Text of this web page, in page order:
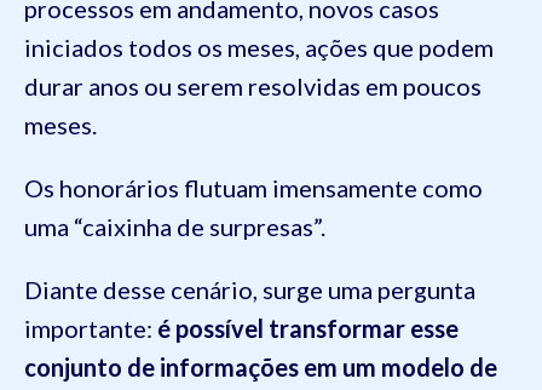
processos em andamento, novos casos
iniciados todos os meses, ações que podem
durar anos ou serem resolvidas em poucos
meses.
Os honorários flutuam imensamente como
uma “caixinha de surpresas”.
Diante desse cenário, surge uma pergunta
importante: é possível transformar esse
conjunto de informações em um modelo de